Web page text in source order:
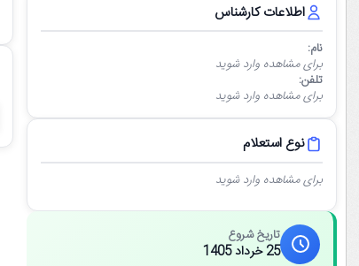
اطلاعات کارشناس
نام:
برای مشاهده وارد شوید
تلفن:
برای مشاهده وارد شوید
نوع استعلام
برای مشاهده وارد شوید
تاریخ شروع
25 خرداد 1405